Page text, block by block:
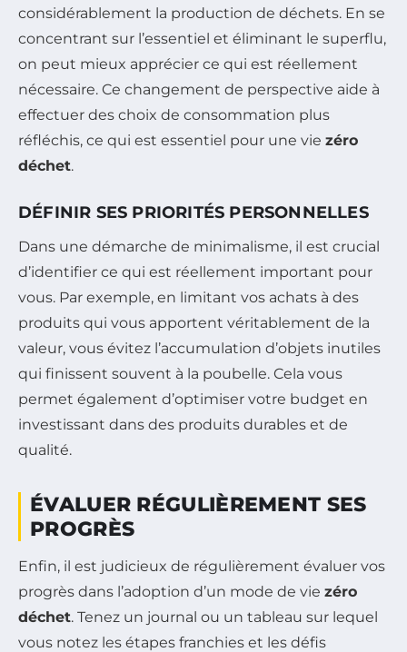
considérablement la production de déchets. En se
concentrant sur l’essentiel et éliminant le superflu,
on peut mieux apprécier ce qui est réellement
nécessaire. Ce changement de perspective aide à
effectuer des choix de consommation plus
réfléchis, ce qui est essentiel pour une vie zéro
déchet.
DÉFINIR SES PRIORITÉS PERSONNELLES
Dans une démarche de minimalisme, il est crucial
d’identifier ce qui est réellement important pour
vous. Par exemple, en limitant vos achats à des
produits qui vous apportent véritablement de la
valeur, vous évitez l’accumulation d’objets inutiles
qui finissent souvent à la poubelle. Cela vous
permet également d’optimiser votre budget en
investissant dans des produits durables et de
qualité.
ÉVALUER RÉGULIÈREMENT SES
PROGRÈS
Enfin, il est judicieux de régulièrement évaluer vos
progrès dans l’adoption d’un mode de vie zéro
déchet. Tenez un journal ou un tableau sur lequel
vous notez les étapes franchies et les défis